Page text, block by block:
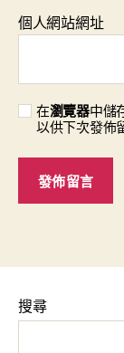
個人網站網址
在瀏覽器中儲
以供下次發佈
搜尋